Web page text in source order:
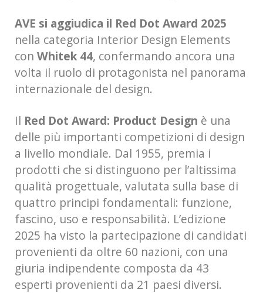
AVE si aggiudica il Red Dot Award 2025
nella categoria Interior Design Elements
con Whitek 44, confermando ancora una
volta il ruolo di protagonista nel panorama
internazionale del design.
Il Red Dot Award: Product Design è una
delle più importanti competizioni di design
a livello mondiale. Dal 1955, premia i
prodotti che si distinguono per l’altissima
qualità progettuale, valutata sulla base di
quattro principi fondamentali: funzione,
fascino, uso e responsabilità. L’edizione
2025 ha visto la partecipazione di candidati
provenienti da oltre 60 nazioni, con una
giuria indipendente composta da 43
esperti provenienti da 21 paesi diversi.